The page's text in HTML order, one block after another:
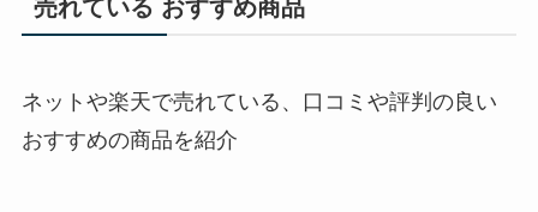
売れている おすすめ商品
ネットや楽天で売れている、口コミや評判の良い
おすすめの商品を紹介